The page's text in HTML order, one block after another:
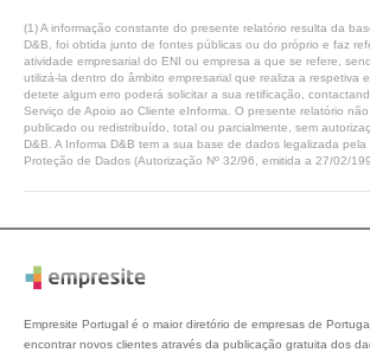
(1) A informação constante do presente relatório resulta da
D&B, foi obtida junto de fontes públicas ou do próprio e faz
atividade empresarial do ENI ou empresa a que se refere,
utilizá-la dentro do âmbito empresarial que realiza a respetiva
detete algum erro poderá solicitar a sua retificação,
Serviço de Apoio ao Cliente eInforma. O presente relatório
publicado ou redistribuído, total ou parcialmente, sem
D&B. A Informa D&B tem a sua base de dados legalizada pela
Proteção de Dados (Autorização Nº 32/96, emitida a 27/02/
Empresite Portugal é o maior diretório de empresas de
encontrar novos clientes através da publicação gratuita dos